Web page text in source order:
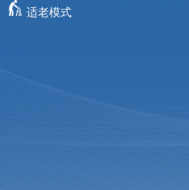
适老模式